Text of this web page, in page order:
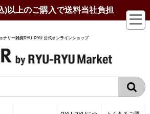
)以上のご購入で送料当社負担
ナリー雑貨RYU-RYU 公式オンラインショップ